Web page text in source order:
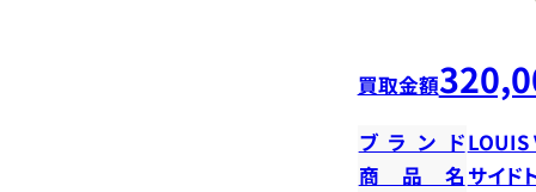
買取金額
ブランドLOUIS
商品名 サイド